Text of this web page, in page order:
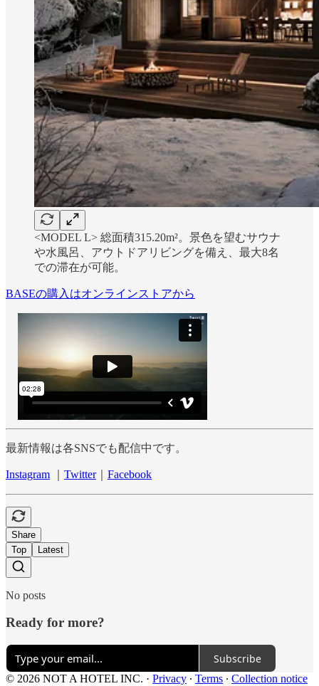
<MODEL L> 総面積315.20m²。景色を望むサウナ
や水風呂、アウトドアリビングを備え、最大8名
での滞在が可能。
BASEの購入はオンラインストアから
最新情報は各SNSでも配信中です。
Instagram Twitter｜ Facebook
Share
Top
Latest
No posts
Ready for more?
Subscribe
© 2026 NOT A HOTEL INC. · Privacy ∙ Terms ∙ Collection notice